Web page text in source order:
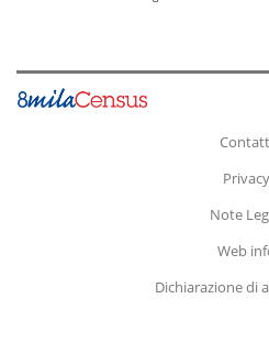
Privacy
Note
Web
Dichiarazione di